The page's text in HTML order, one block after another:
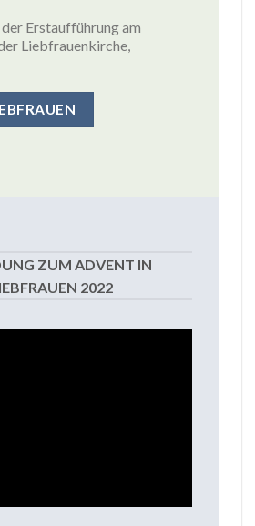
Erstaufführung am
Liebfrauenkirche,
ZUM ADVENT IN
2022